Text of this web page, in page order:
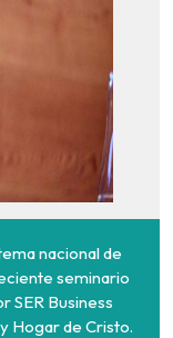
nacional de
seminario
SER Business
Hogar de Cristo.